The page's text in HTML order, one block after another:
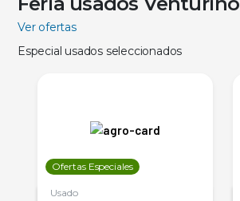
Ver ofertas
Especial usados seleccionados
Ofertas Especiales
Usado